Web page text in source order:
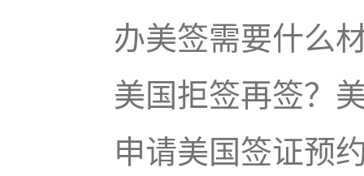
办美签需要什么
美国拒签再签？
申请美国签证预